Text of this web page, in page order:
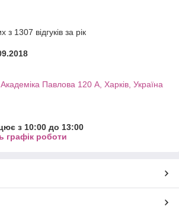
з 1307 відгуків за рік
Павлова 120 А, Харків, Україна
з 10:00 до 13:00
графік роботи